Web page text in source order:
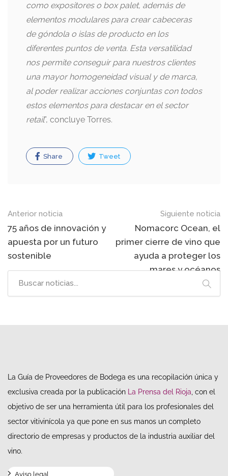
como expositores o box palet, además de
elementos modulares para crear cabeceras
de góndola o islas de producto en los
diferentes puntos de venta. Esta versatilidad
nos permite conseguir para nuestros clientes
una mayor homogeneidad visual y de marca,
al poder realizar acciones conjuntas con todos
estos elementos para destacar en el sector
retail”, concluye Torres.
Share Tweet
Post
navigation
Anterior noticia
75 años de innovación y
apuesta por un futuro
sostenible
Siguiente noticia
Nomacorc Ocean, el
primer cierre de vino que
ayuda a proteger los
mares y océanos
La Guía de Proveedores de Bodega es una recopilación única y
exclusiva creada por la publicación La Prensa del Rioja , con el
objetivo de ser una herramienta útil para los profesionales del
sector vitivinícola ya que pone en sus manos un completo
directorio de empresas y productos de la industria auxiliar del
vino.
Aviso legal